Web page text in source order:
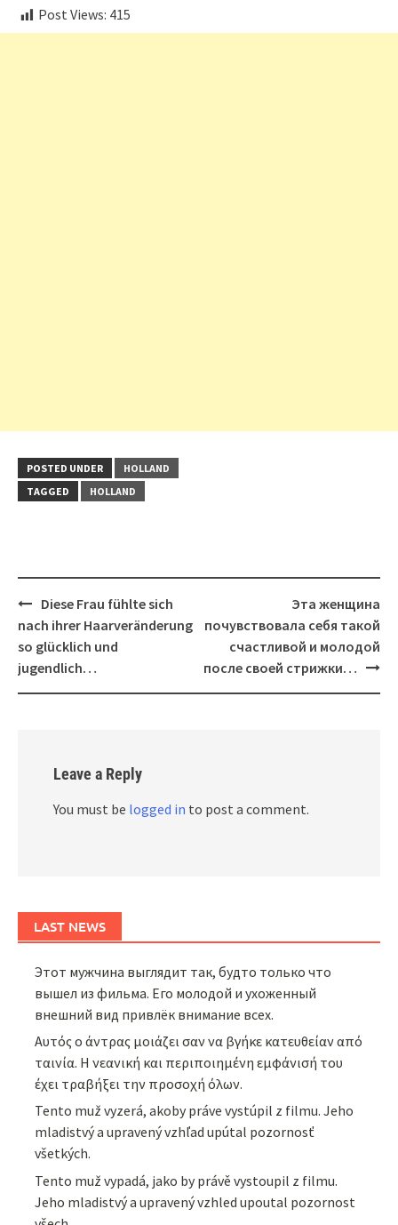
Post Views: 415
POSTED UNDER
HOLLAND
TAGGED
HOLLAND
Post
navigation
Diese Frau fühlte sich
nach ihrer Haarveränderung
so glücklich und
jugendlich…
Эта женщина
почувствовала себя такой
счастливой и молодой
после своей стрижки…
Leave a Reply
You must be logged in to post a comment.
LAST NEWS
Этот мужчина выглядит так, будто только что
вышел из фильма. Его молодой и ухоженный
внешний вид привлёк внимание всех.
Αυτός ο άντρας μοιάζει σαν να βγήκε κατευθείαν από
ταινία. Η νεανική και περιποιημένη εμφάνισή του
έχει τραβήξει την προσοχή όλων.
Tento muž vyzerá, akoby práve vystúpil z filmu. Jeho
mladistvý a upravený vzhľad upútal pozornosť
všetkých.
Tento muž vypadá, jako by právě vystoupil z filmu.
Jeho mladistvý a upravený vzhled upoutal pozornost